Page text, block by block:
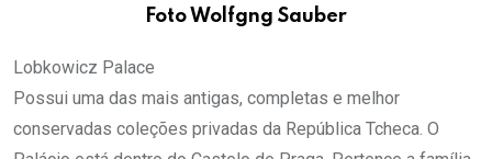
Foto Wolfgng Sauber
Lobkowicz Palace
Possui uma das mais antigas, completas e melhor
conservadas coleções privadas da República Tcheca. O